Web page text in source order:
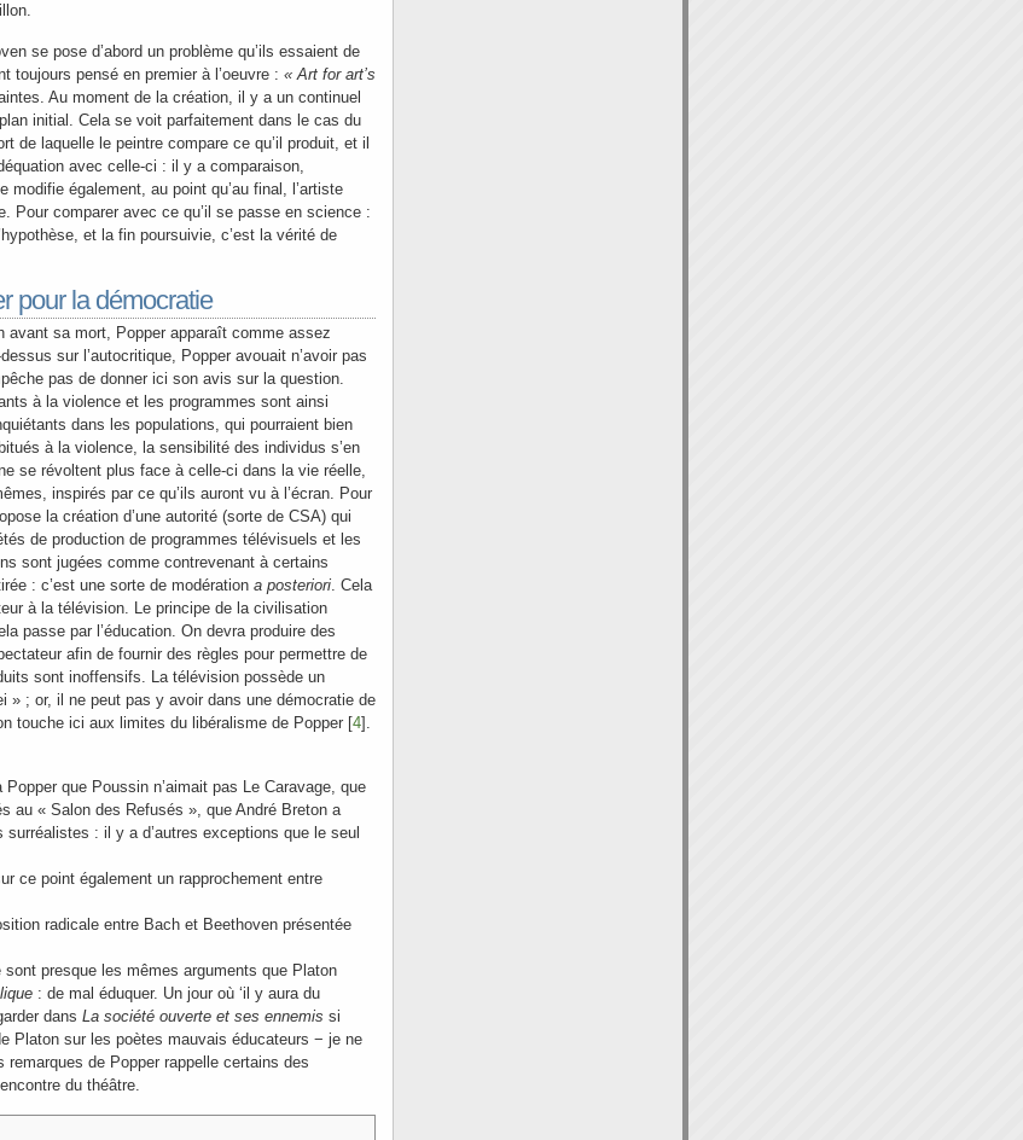
se pose d’abord un problème qu’ils essaient de
toujours pensé en premier à l’oeuvre : « Art for art’s
Au moment de la création, il y a un continuel
initial. Cela se voit parfaitement dans le cas du
de laquelle le peintre compare ce qu’il produit, et il
avec celle-ci : il y a comparaison,
modifie également, au point qu’au final, l’artiste
Pour comparer avec ce qu’il se passe en science :
et la fin poursuivie, c’est la vérité de
pour la démocratie
avant sa mort, Popper apparaît comme assez
sur l’autocritique, Popper avouait n’avoir pas
pas de donner ici son avis sur la question.
à la violence et les programmes sont ainsi
dans les populations, qui pourraient bien
à la violence, la sensibilité des individus s’en
se révoltent plus face à celle-ci dans la vie réelle,
inspirés par ce qu’ils auront vu à l’écran. Pour
la création d’une autorité (sorte de CSA) qui
de production de programmes télévisuels et les
sont jugées comme contrevenant à certains
: c’est une sorte de modération a posteriori. Cela
à la télévision. Le principe de la civilisation
passe par l’éducation. On devra produire des
afin de fournir des règles pour permettre de
sont inoffensifs. La télévision possède un
» ; or, il ne peut pas y avoir dans une démocratie de
touche ici aux limites du libéralisme de Popper [4].
que Poussin n’aimait pas Le Caravage, que
au « Salon des Refusés », que André Breton a
: il y a d’autres exceptions que le seul
ce point également un rapprochement entre
radicale entre Bach et Beethoven présentée
presque les mêmes arguments que Platon
: de mal éduquer. Un jour où ‘il y aura du
dans La société ouverte et ses ennemis si
Platon sur les poètes mauvais éducateurs − je ne
remarques de Popper rappelle certains des
du théâtre.